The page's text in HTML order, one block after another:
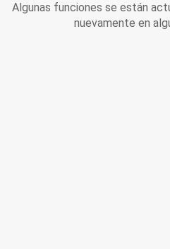
Algunas funciones se están
nuevamente en